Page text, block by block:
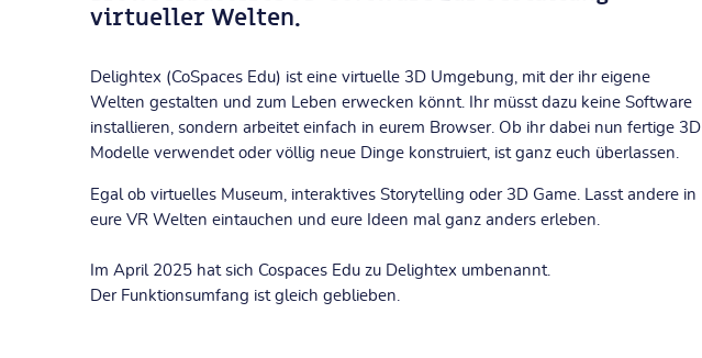
virtueller Welten.
Delightex (CoSpaces Edu) ist eine virtuelle 3D Umgebung, mit der ihr eigene
Welten gestalten und zum Leben erwecken könnt. Ihr müsst dazu keine Software
installieren, sondern arbeitet einfach in eurem Browser. Ob ihr dabei nun fertige 3D
Modelle verwendet oder völlig neue Dinge konstruiert, ist ganz euch überlassen.
Egal ob virtuelles Museum, interaktives Storytelling oder 3D Game. Lasst andere in
eure VR Welten eintauchen und eure Ideen mal ganz anders erleben.
Im April 2025 hat sich Cospaces Edu zu Delightex umbenannt.
Der Funktionsumfang ist gleich geblieben.